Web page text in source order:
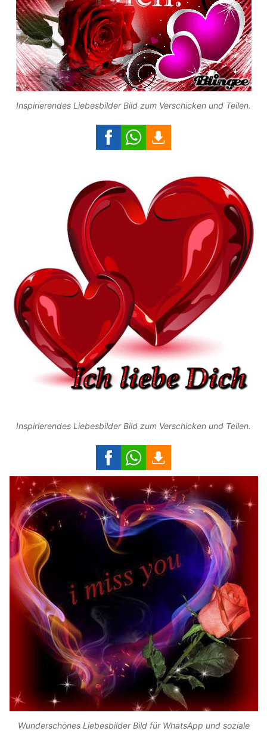
Inspirierendes Liebesbilder Bild zum Verschicken und Teilen.
Inspirierendes Liebesbilder Bild zum Verschicken und Teilen.
Wunderschönes Liebesbilder Bild für WhatsApp und soziale